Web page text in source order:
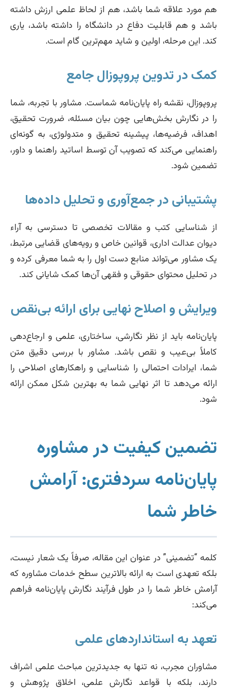
هم مورد علاقه شما باشد، هم از لحاظ علمی ارزش داشته
باشد و هم قابلیت دفاع در دانشگاه را داشته باشد، یاری
کند. این مرحله، اولین و شاید مهم‌ترین گام است.
کمک در تدوین پروپوزال جامع
پروپوزال، نقشه راه پایان‌نامه شماست. مشاور با تجربه، شما
را در نگارش بخش‌هایی چون بیان مسئله، ضرورت تحقیق،
اهداف، فرضیه‌ها، پیشینه تحقیق و متدولوژی، به گونه‌ای
راهنمایی می‌کند که تصویب آن توسط اساتید راهنما و داور،
تضمین شود.
پشتیبانی در جمع‌آوری و تحلیل داده‌ها
از شناسایی کتب و مقالات تخصصی تا دسترسی به آراء
دیوان عدالت اداری، قوانین خاص و رویه‌های قضایی مرتبط،
یک مشاور می‌تواند منابع دست اول را به شما معرفی کرده و
در تحلیل محتوای حقوقی و فقهی آن‌ها کمک شایانی کند.
ویرایش و اصلاح نهایی برای ارائه بی‌نقص
پایان‌نامه باید از نظر نگارشی، ساختاری، علمی و ارجاع‌دهی
کاملاً بی‌عیب و نقص باشد. مشاور با بررسی دقیق متن
شما، ایرادات احتمالی را شناسایی و راهکارهای اصلاحی را
ارائه می‌دهد تا اثر نهایی شما به بهترین شکل ممکن ارائه
شود.
تضمین کیفیت در مشاوره
پایان‌نامه سردفتری: آرامش
خاطر شما
کلمه “تضمینی” در عنوان این مقاله، صرفاً یک شعار نیست،
بلکه تعهدی است به ارائه بالاترین سطح خدمات مشاوره که
آرامش خاطر شما را در طول فرآیند نگارش پایان‌نامه فراهم
می‌کند:
تعهد به استانداردهای علمی
مشاوران مجرب، نه تنها به جدیدترین مباحث علمی اشراف
دارند، بلکه با قواعد نگارش علمی، اخلاق پژوهش و